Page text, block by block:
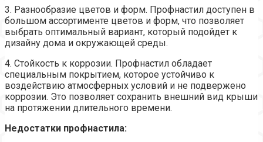
3. Разнообразие цветов и форм. Профнастил доступен в
большом ассортименте цветов и форм, что позволяет
выбрать оптимальный вариант, который подойдет к
дизайну дома и окружающей среды.
4. Стойкость к коррозии. Профнастил обладает
специальным покрытием, которое устойчиво к
воздействию атмосферных условий и не подвержено
коррозии. Это позволяет сохранить внешний вид крыши
на протяжении длительного времени.
Недостатки профнастила: